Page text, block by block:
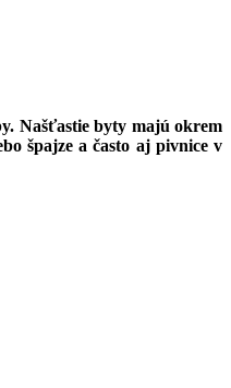
Našťastie byty majú okrem
špajze a často aj pivnice v